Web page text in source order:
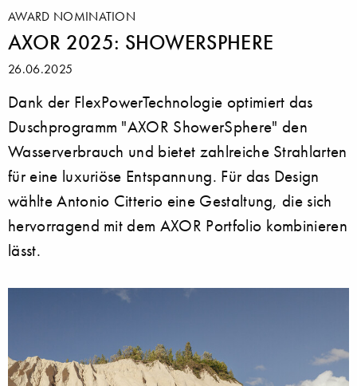
AWARD NOMINATION
AXOR 2025: SHOWERSPHERE
26.06.2025
Dank der FlexPowerTechnologie optimiert das
Duschprogramm "AXOR ShowerSphere" den
Wasserverbrauch und bietet zahlreiche Strahlarten
für eine luxuriöse Entspannung. Für das Design
wählte Antonio Citterio eine Gestaltung, die sich
hervorragend mit dem AXOR Portfolio kombinieren
lässt.